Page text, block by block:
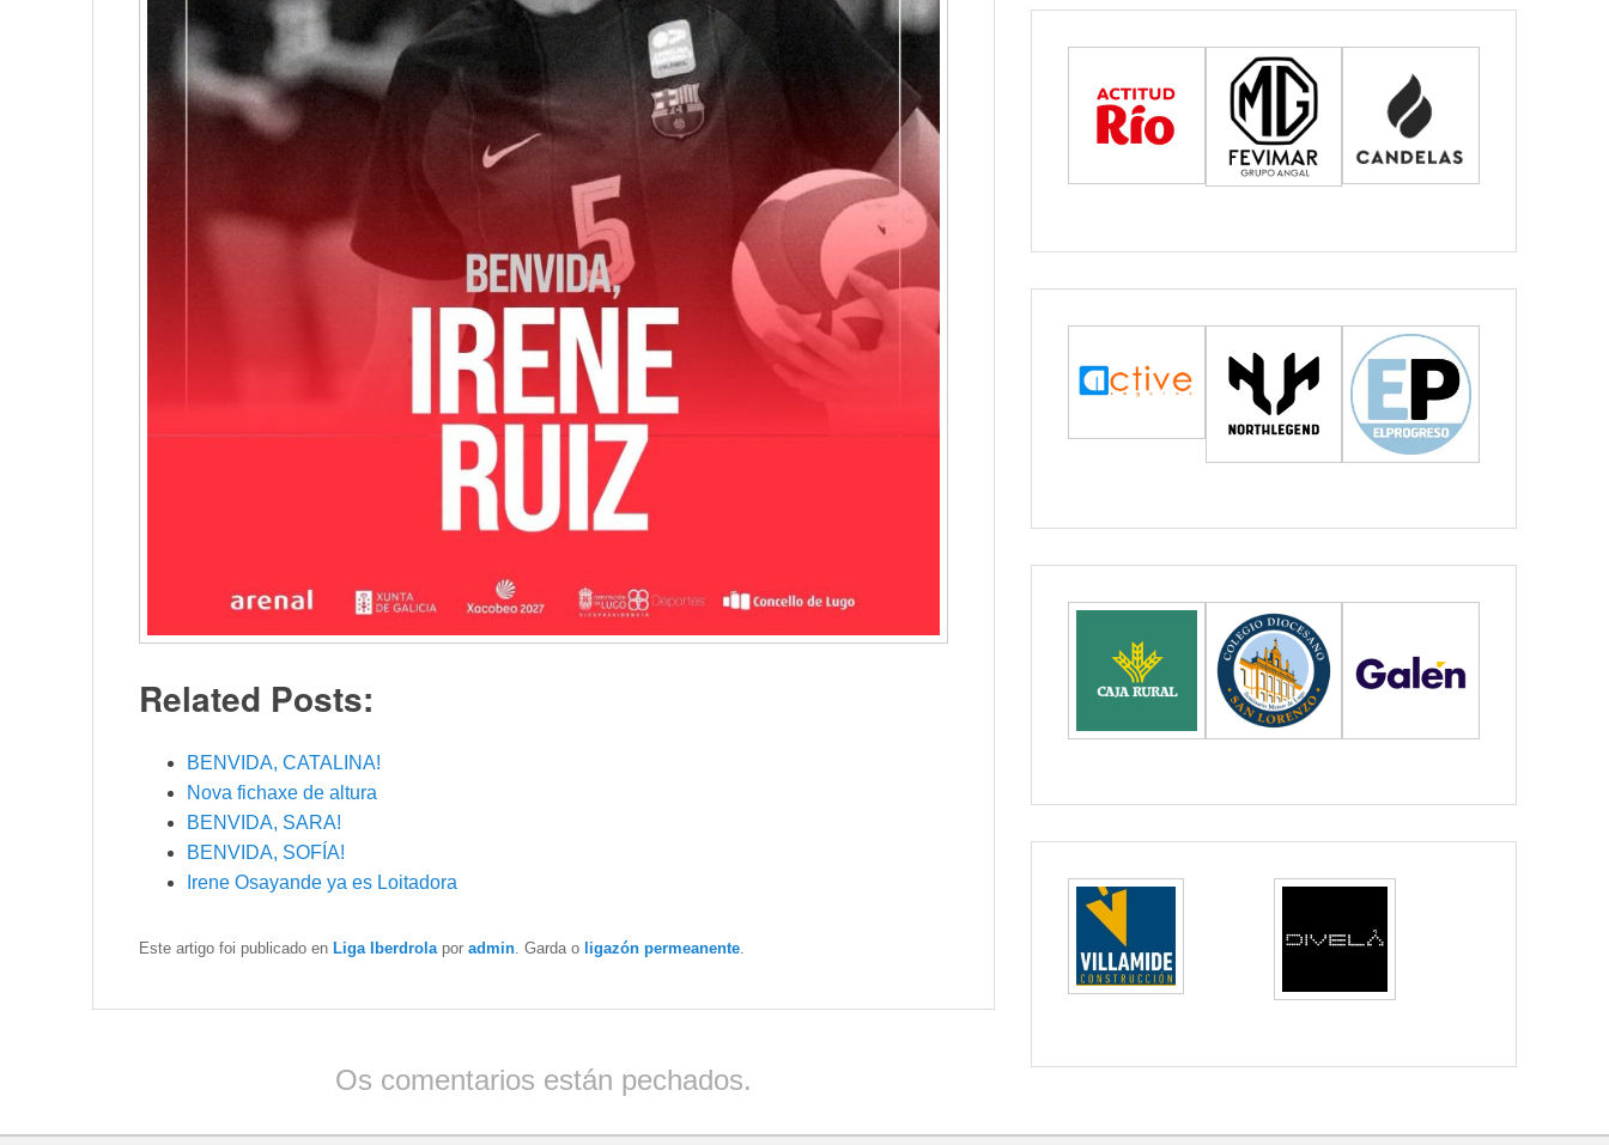
Related Posts:
BENVIDA, CATALINA!
Nova fichaxe de altura
BENVIDA, SARA!
BENVIDA, SOFÍA!
Irene Osayande ya es Loitadora
Este artigo foi publicado en Liga Iberdrola por admin . Garda o ligazón permeanente
Os comentarios están pechados.